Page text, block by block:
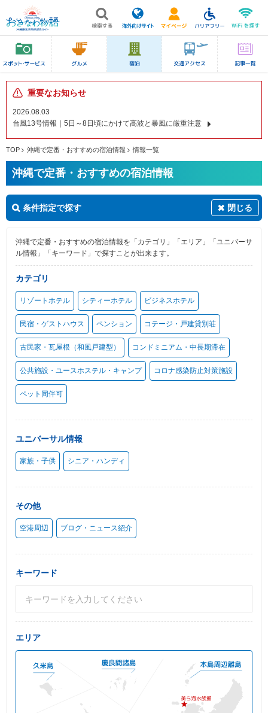
重要なお知らせ
2026.08.03
台風13号情報｜5日～8日頃にかけて高波と暴風に厳重注意
TOP 沖縄で定番・おすすめの宿泊情報 情報一覧
沖縄で定番・おすすめの宿泊情報
条件指定で探す 閉じる
沖縄で定番・おすすめの宿泊情報を「カテゴリ」「エリア」「ユニバーサ
ル情報」「キーワード」で探すことが出来ます。
カテゴリ
リゾートホテル シティーホテル ビジネスホテル
民宿・ゲストハウス ペンション コテージ・戸建貸別荘
古民家・瓦屋根（和風戸建型） コンドミニアム・中長期滞在
公共施設・ユースホステル・キャンプ コロナ感染防止対策施設
ペット同伴可
ユニバーサル情報
家族・子供 シニア・ハンディ
その他
空港周辺 ブログ・ニュース紹介
キーワード
エリア